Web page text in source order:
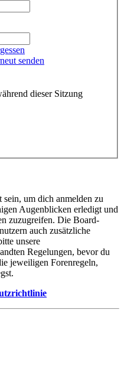
senden
dieser Sitzung
um dich anmelden zu
Augenblicken erledigt und
zuzugreifen. Die Board-
auch zusätzliche
unsere
Regelungen, bevor du
jeweiligen Forenregeln,